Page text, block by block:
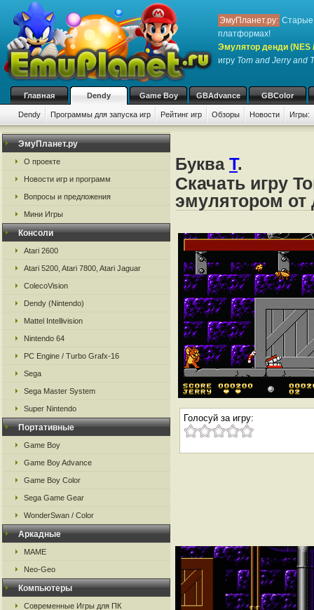
ЭмуПланет.ру: Старые
платформах!
Эмулятор денди (NES
игру Tom and Jerry and
Главная Dendy Game Boy GBAdvance GBColor
Dendy Программы для запуска игр Рейтинг игр Обзоры Новости Игры:
ЭмуПланет.ру
О проекте
Новости игр и программ
Вопросы и предложения
Мини Игры
Консоли
Atari 2600
Atari 5200, Atari 7800, Atari Jaguar
ColecoVision
Dendy (Nintendo)
Mattel Intellivision
Nintendo 64
PC Engine / Turbo Grafx-16
Sega
Sega Master System
Super Nintendo
Портативные
Game Boy
Game Boy Advance
Game Boy Color
Sega Game Gear
WonderSwan / Color
Аркадные
MAME
Neo-Geo
Компьютеры
Современные Игры для ПК
Буква T.
Скачать игру
эмулятором от
Голосуй за игру: